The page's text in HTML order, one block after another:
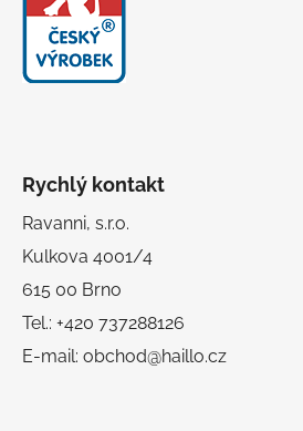
Rychlý kontakt
Ravanni, s.r.o.
Kulkova 4001/4
615 00 Brno
Tel.: +420 737288126
E-mail: obchod@haillo.cz